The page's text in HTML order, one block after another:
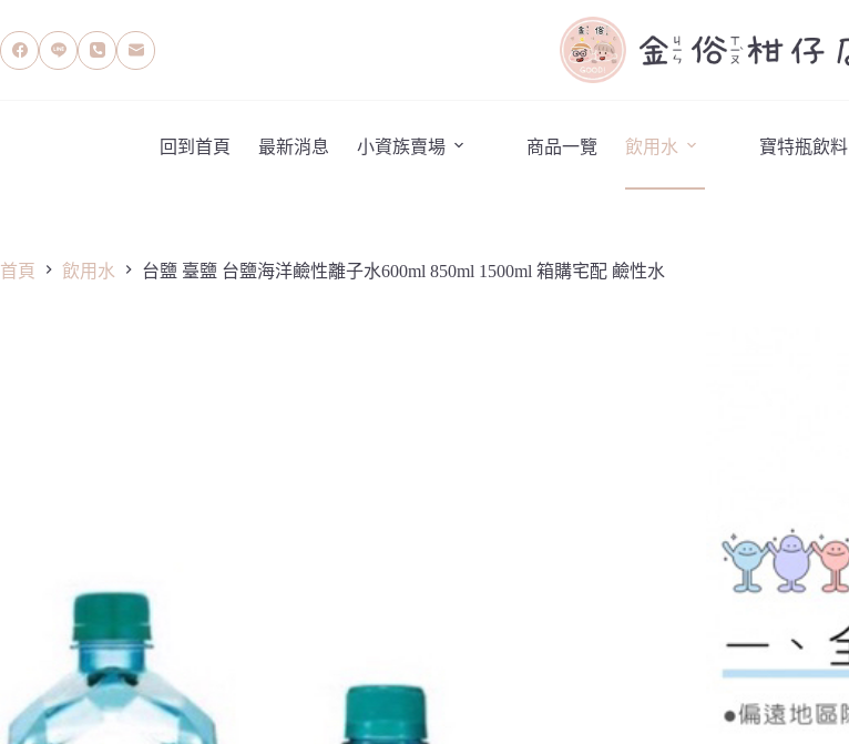
至
主
回到首頁 最新消息 小資族賣場 商品一覽 飲用水 寶特瓶飲料
首頁 飲用水 台鹽 臺鹽 台鹽海洋鹼性離子水600ml 850ml 1500ml 箱購宅配 鹼性水